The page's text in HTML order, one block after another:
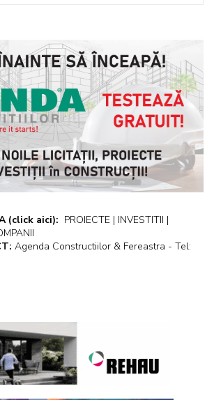
(click aici): PROIECTE | INVESTITII |
Agenda Constructiilor & Fereastra - Tel: